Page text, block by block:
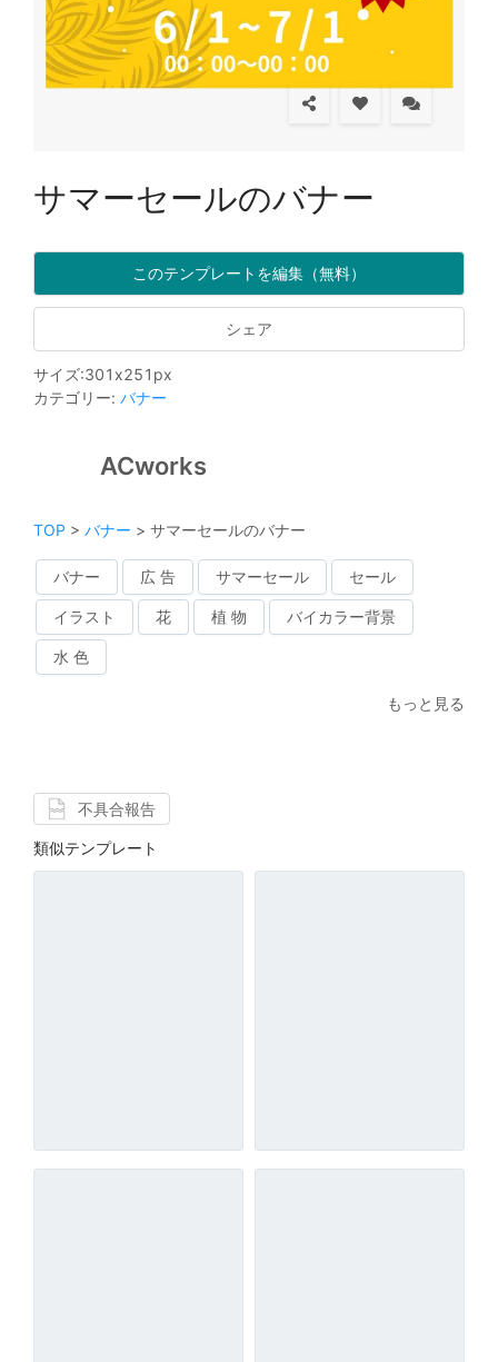
サマーセールのバナー
このテンプレートを編集（無料）
シェア
サイズ:301 x251 px
カテゴリー: バナー
ACworks
TOP > バナー > サマーセールのバナー
バナー 広 告 サマーセール セール
イラスト 花 植 物 バイカラー背景
水 色
もっと見る
不具合報告
類似テンプレート